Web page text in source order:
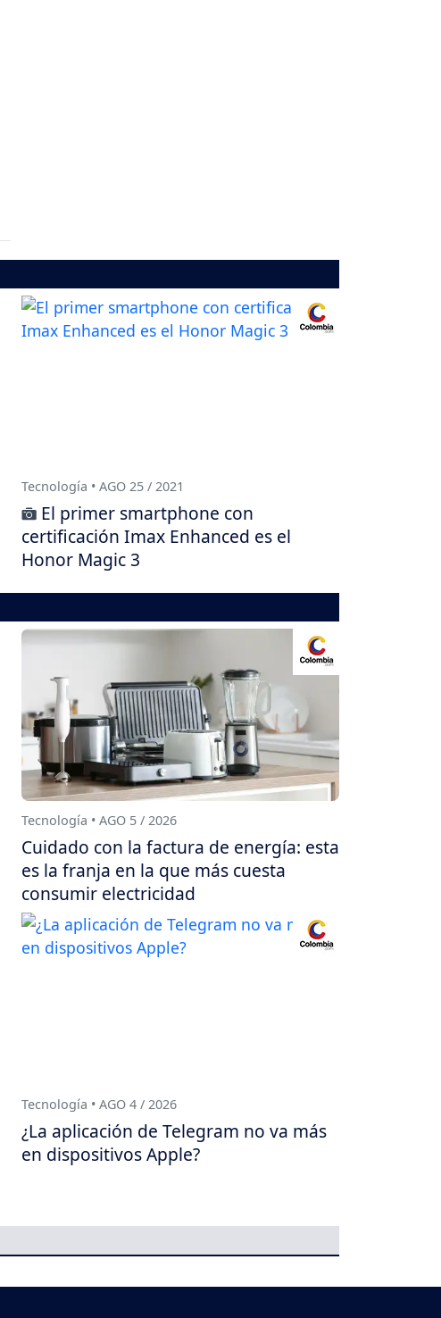
Tecnología • AGO 25 / 2021
El primer smartphone con
certificación Imax Enhanced es el
Honor Magic 3
Tecnología • AGO 5 / 2026
Cuidado con la factura de energía: esta
es la franja en la que más cuesta
consumir electricidad
Tecnología • AGO 4 / 2026
¿La aplicación de Telegram no va más
en dispositivos Apple?